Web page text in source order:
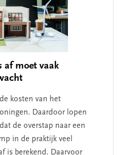
af moet vaak
kosten van het
Daardoor lopen
de overstap naar een
in de praktijk veel
is berekend. Daarvoor